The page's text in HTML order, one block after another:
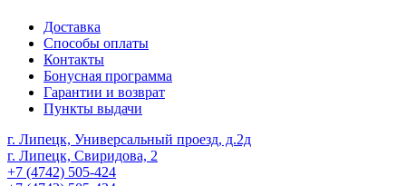
Доставка
Способы оплаты
Контакты
Бонусная программа
Гарантии и возврат
Пункты выдачи
г. Липецк, Универсальный проезд, д.2д
г. Липецк, Свиридова, 2
+7 (4742) 505-424